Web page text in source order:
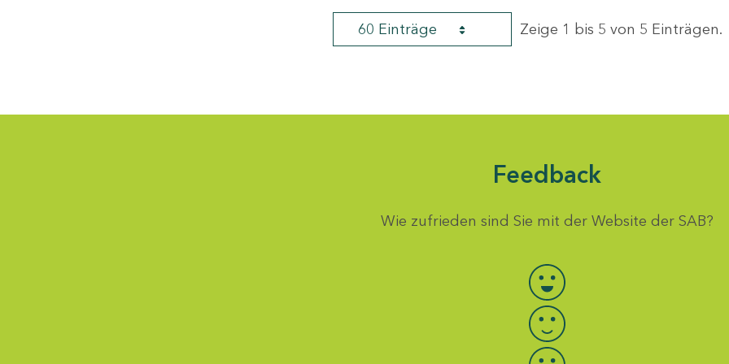
60 Einträge Zeige 1 bis 5 von 5 Einträgen.
Feedback
Wie zufrieden sind Sie mit der Website der SAB?
Bewertung auswählen